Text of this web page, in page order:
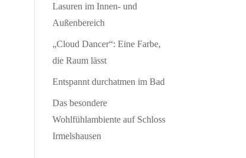
Lasuren im Innen- und
Außenbereich
„Cloud Dancer“: Eine Farbe,
die Raum lässt
Entspannt durchatmen im Bad
Das besondere
Wohlfühlambiente auf Schloss
Irmelshausen